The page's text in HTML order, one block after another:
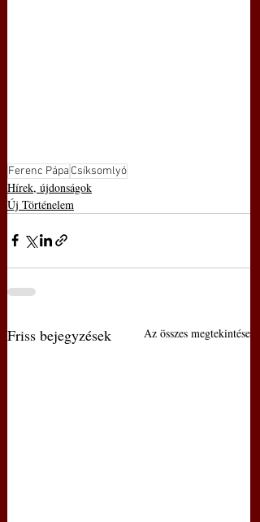
Ferenc Pápa Csíksomlyó
Hírek, újdonságok
Új Történelem
Friss bejegyzések Az összes megtekintése